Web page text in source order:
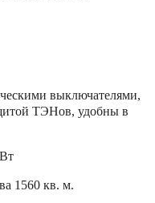
выключателями,
ТЭНов, удобны в
1560 кв. м.